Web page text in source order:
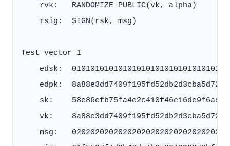
    rvk:   RANDOMIZE_PUBLIC(vk, alpha)
    rsig:  SIGN(rsk, msg)
Test vector 1
edsk:
edpk:
sk:
vk:
msg: